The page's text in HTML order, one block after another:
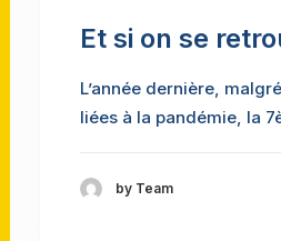
Et si on se
L’année dernière,
liées à la pandémie, la
by Team